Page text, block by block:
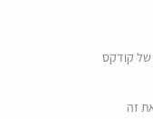
של קודקס
זה